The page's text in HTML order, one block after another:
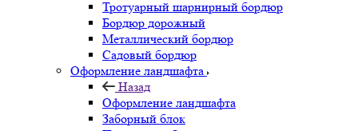
Тротуарный шарнирный бордюр
Бордюр дорожный
Металлический бордюр
Садовый бордюр
Оформление ландшафта
Назад
Оформление ландшафта
Заборный блок